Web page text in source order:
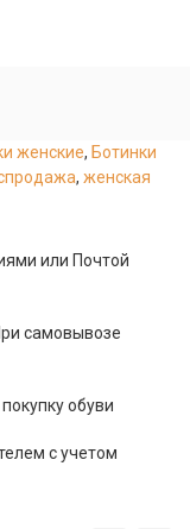
женские, Ботинки
, женская
или Почтой
самовывозе
обуви
с учетом